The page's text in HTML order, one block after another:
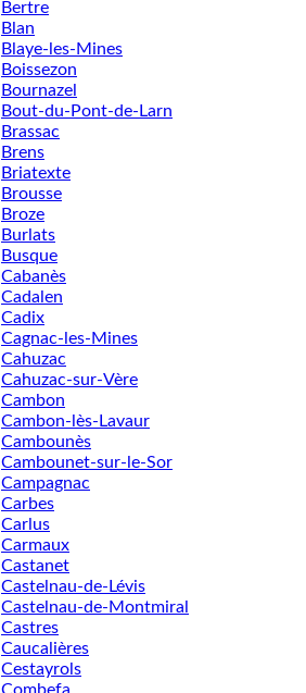
Bertre
Blan
Blaye-les-Mines
Boissezon
Bournazel
Bout-du-Pont-de-Larn
Brassac
Brens
Briatexte
Brousse
Broze
Burlats
Busque
Cabanès
Cadalen
Cadix
Cagnac-les-Mines
Cahuzac
Cahuzac-sur-Vère
Cambon
Cambon-lès-Lavaur
Cambounès
Cambounet-sur-le-Sor
Campagnac
Carbes
Carlus
Carmaux
Castanet
Castelnau-de-Lévis
Castelnau-de-Montmiral
Castres
Caucalières
Cestayrols
Combefa